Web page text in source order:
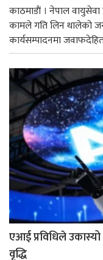
काठमाडाैं । नेपाल
कामले गति लिन थालेको
कार्यसम्पादनमा
एआई प्रविधिले उकास्यो
वृद्धि